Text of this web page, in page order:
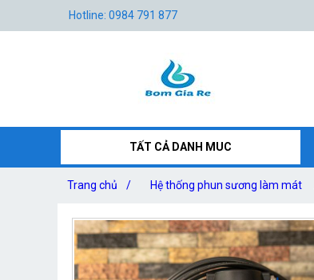
Hotline: 0984 791 877
TẤT CẢ DANH MUC
Trang chủ / Hệ thống phun sương làm mát